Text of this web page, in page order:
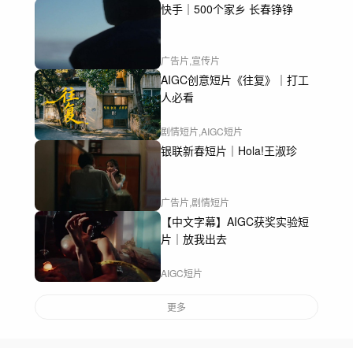
快手｜500个家乡 长春铮铮
广告片,宣传片
AIGC创意短片《往复》｜打工
人必看
剧情短片,AIGC短片
银联新春短片｜Hola!王淑珍
广告片,剧情短片
【中文字幕】AIGC获奖实验短
片｜放我出去
AIGC短片
更多